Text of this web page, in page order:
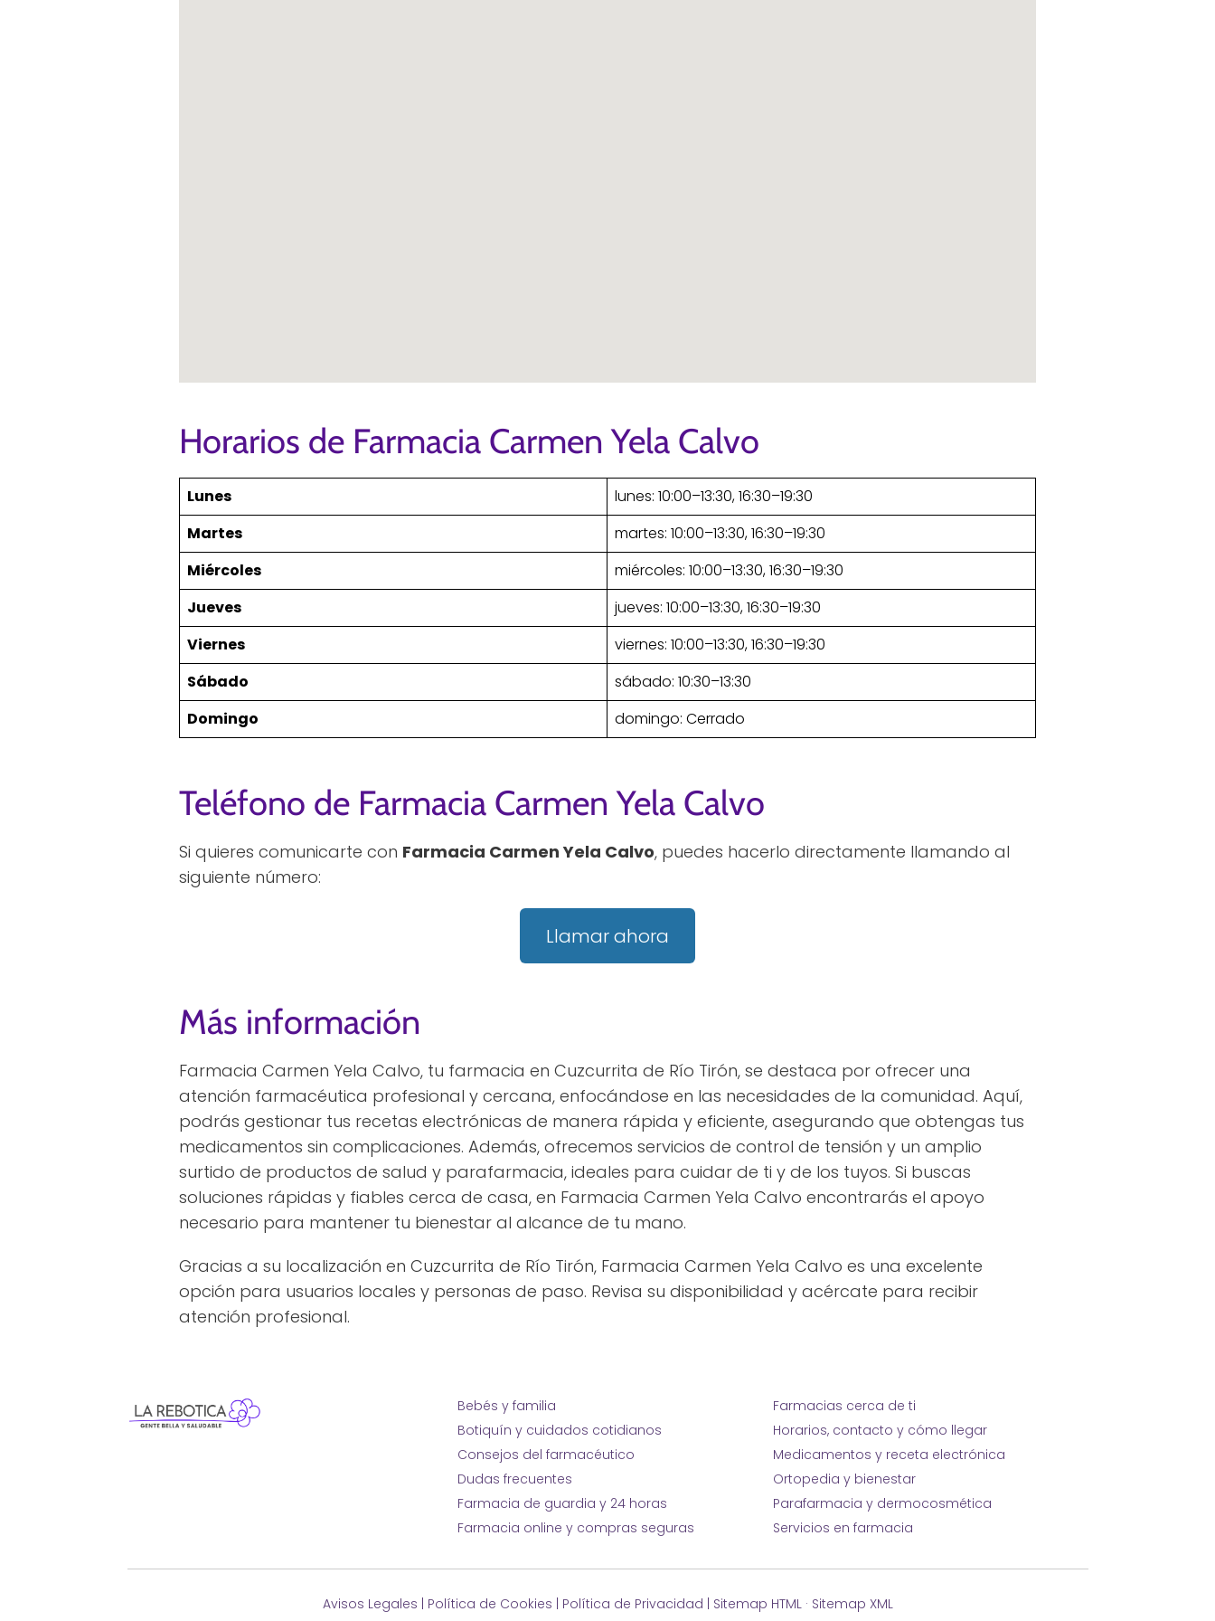
Horarios de Farmacia Carmen Yela Calvo
Lunes
lunes: 10:00–13:30, 16:30–19:30
Martes
martes: 10:00–13:30, 16:30–19:30
Miércoles
miércoles: 10:00–13:30, 16:30–19:30
Jueves
jueves: 10:00–13:30, 16:30–19:30
Viernes
viernes: 10:00–13:30, 16:30–19:30
Sábado
sábado: 10:30–13:30
Domingo
domingo: Cerrado
Teléfono de Farmacia Carmen Yela Calvo
Si quieres comunicarte con Farmacia Carmen Yela Calvo, puedes hacerlo directamente llamando al
siguiente número:
Llamar ahora
Más información
Farmacia Carmen Yela Calvo, tu farmacia en Cuzcurrita de Río Tirón, se destaca por ofrecer una
atención farmacéutica profesional y cercana, enfocándose en las necesidades de la comunidad. Aquí,
podrás gestionar tus recetas electrónicas de manera rápida y eficiente, asegurando que obtengas tus
medicamentos sin complicaciones. Además, ofrecemos servicios de control de tensión y un amplio
surtido de productos de salud y parafarmacia, ideales para cuidar de ti y de los tuyos. Si buscas
soluciones rápidas y fiables cerca de casa, en Farmacia Carmen Yela Calvo encontrarás el apoyo
necesario para mantener tu bienestar al alcance de tu mano.
Gracias a su localización en Cuzcurrita de Río Tirón, Farmacia Carmen Yela Calvo es una excelente
opción para usuarios locales y personas de paso. Revisa su disponibilidad y acércate para recibir
atención profesional.
Bebés y familia
Botiquín y cuidados cotidianos
Consejos del farmacéutico
Dudas frecuentes
Farmacia de guardia y 24 horas
Farmacia online y compras seguras
Farmacias cerca de ti
Horarios, contacto y cómo llegar
Medicamentos y receta electrónica
Ortopedia y bienestar
Parafarmacia y dermocosmética
Servicios en farmacia
Avisos Legales | Política de Cookies | Política de Privacidad | Sitemap HTML· Sitemap XML